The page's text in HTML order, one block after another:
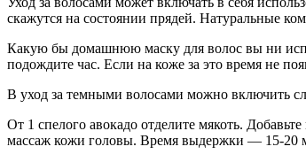
скажутся на состоянии прядей. Натуральные
Какую бы домашнюю маску для волос вы ни
подождите час. Если на коже за это время не
В уход за темными волосами можно включить
От 1 спелого авокадо отделите мякоть.
массаж кожи головы. Время выдержки — 15-20